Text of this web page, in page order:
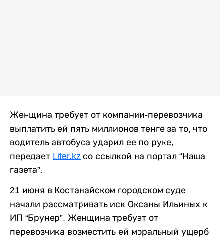
Женщина требует от компании-перевозчика
выплатить ей пять миллионов тенге за то, что
водитель автобуса ударил ее по руке,
передает Liter.kz со ссылкой на портал “Наша
газета”.
21 июня в Костанайском городском суде
начали рассматривать иск Оксаны Ильиных к
ИП “Брунер”. Женщина требует от
перевозчика возместить ей моральный ущерб